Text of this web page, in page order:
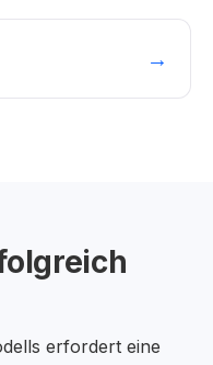
→
erfordert eine